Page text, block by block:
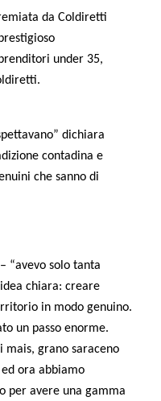
da Coldiretti
under 35,
dichiara
contadina e
che sanno di
“avevo solo tanta
chiara: creare
in modo genuino.
un passo enorme.
mais, grano saraceno
ora abbiamo
per avere una gamma